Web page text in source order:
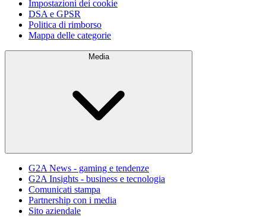
Impostazioni dei cookie
DSA e GPSR
Politica di rimborso
Mappa delle categorie
Media
G2A News - gaming e tendenze
G2A Insights - business e tecnologia
Comunicati stampa
Partnership con i media
Sito aziendale